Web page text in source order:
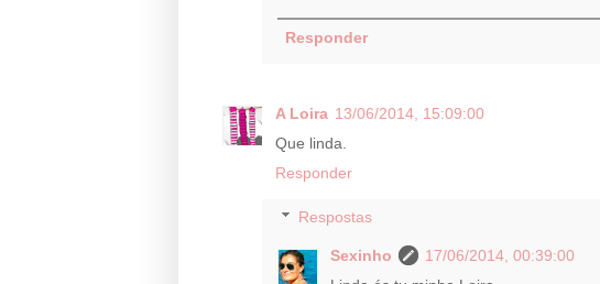
Responder
A Loira 13/06/2014, 15:09:00
Que linda.
Responder
Respostas
Sexinho
17/06/2014, 00:39:00